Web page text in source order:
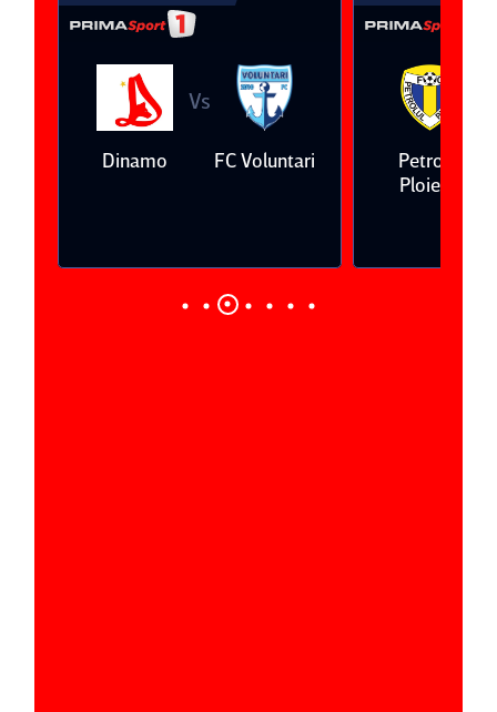
Dinamo
Vs
FC Voluntari
Petrolul
Ploieşti